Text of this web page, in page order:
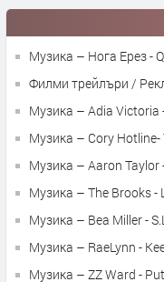
Музика – Нога Ерез -
Филми трейлъри /
Музика – Adia Victoria
Музика – Cory Hotline-
Музика – Aaron Taylor
Музика – The Brooks -
Музика – Bea Miller -
Музика – RaeLynn -
Музика – ZZ Ward -